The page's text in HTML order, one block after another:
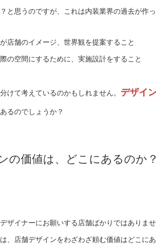
と思うのですが、これは内装業界の過去が作
店舗のイメージ、世界観を提案すること
の空間にするために、実施設計をすること
けて考えているのかもしれません。 デザイ
るのでしょうか？
の価値は、どこにあるのか
ザイナーにお願いする店舗ばかりではありま
、店舗デザインをわざわざ頼む価値はどこに